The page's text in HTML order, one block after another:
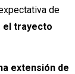
de
el trayecto
extensión de